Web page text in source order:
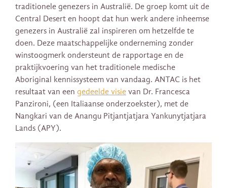
traditionele genezers in Australië. De groep komt uit de
Central Desert en hoopt dat hun werk andere inheemse
genezers in Australië zal inspireren om hetzelfde te
doen. Deze maatschappelijke onderneming zonder
winstoogmerk ondersteunt de rapportage en de
praktijkvoering van het traditionele medische
Aboriginal kennissysteem van vandaag. ANTAC is het
resultaat van een gedeelde visie van Dr. Francesca
Panzironi, (een Italiaanse onderzoekster), met de
Nangkari van de Anangu Pitjantjatjara Yankunytjatjara
Lands (APY).